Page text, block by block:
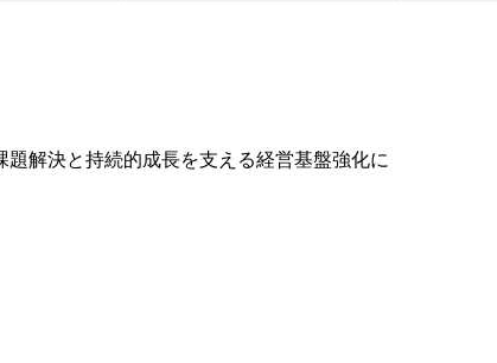
解決と持続的成長を支える経営基盤強化に